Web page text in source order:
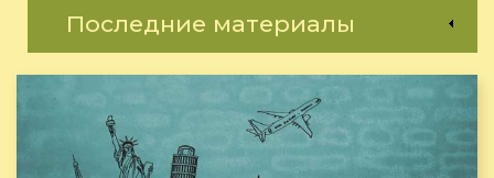
Последние материалы